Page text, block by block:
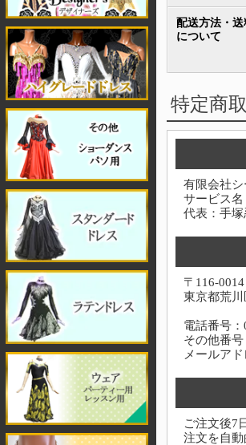
配送方法・送
について
特定商
有限会社シ
サービス
代表：手塚
〒116-0014
東京都荒
電話番号
その他番
メールア
ご注文後7
注文を自